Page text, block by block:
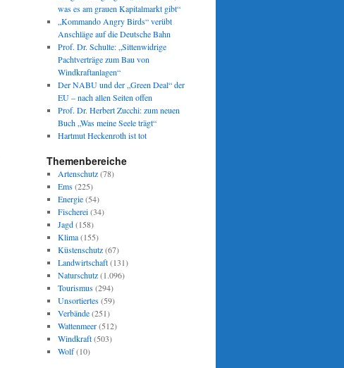
was es am grauen Kapitalmarkt gibt“
„Kommando Angry Birds“ verübt
Anschläge auf die Deutsche Bahn
Prof. Dr. Schulte: „Sittenwidrige
Pachtverträge zum Bau von
Windkraftanlagen“
Der NABU und der „Green Deal“ der
EU – nach allen Seiten offen
Prof. Dr. Herbert Zucchi: zum neuen
Buch „Was meine Seele trägt“
Hartmut Heckenroth ist tot
Themenbereiche
Artenschutz(78)
Ems(225)
Energie(54)
Fischerei(34)
Jagd(158)
Klima(155)
Küstenschutz(67)
Landwirtschaft(131)
Naturschutz(1.096)
Tourismus(294)
Unsortiertes(59)
Verbände(251)
Wattenmeer(512)
Windkraft(503)
Wolf(10)